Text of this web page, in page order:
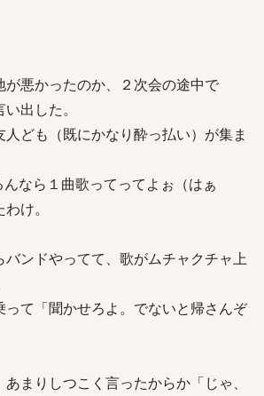
が悪かったのか、２次会の途中で
出した。
ども（既にかなり酔っ払い）が集ま
なら１曲歌ってってよぉ（はぁ
け。
ンドやってて、歌がムチャクチャ上
って「聞かせろよ。でないと帰さんぞ
まりしつこく言ったからか「じゃ、